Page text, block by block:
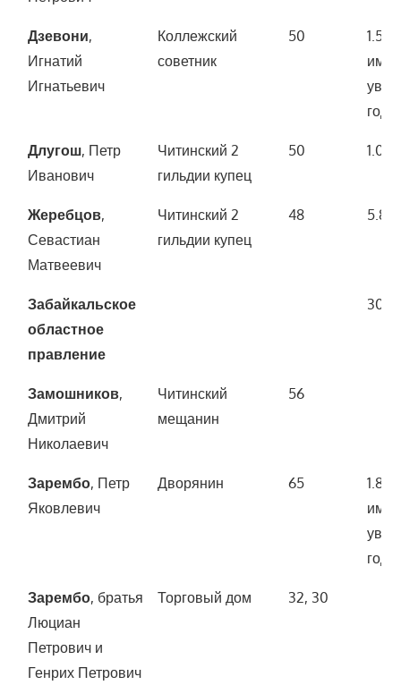
Дзевони,
Игнатий
Игнатьевич
Коллежский
советник
50
года)
Длугош, Петр
Иванович
Читинский 2
гильдии купец
50 1.000
Жеребцов,
Севастиан
Матвеевич
Читинский 2
гильдии купец
48
Забайкальское
областное
правление
Замошников,
Дмитрий
Николаевич
Читинский
мещанин
56
Зарембо, Петр
Яковлевич
Дворянин 65
года)
Зарембо, братья
Люциан
Петрович и
Генрих Петрович
Торговый дом 32, 30